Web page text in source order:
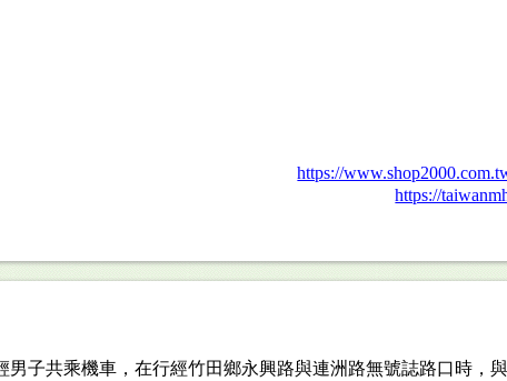
https://
https://
子共乘機車，在行經竹田鄉永興路與連洲路無號誌路口時，